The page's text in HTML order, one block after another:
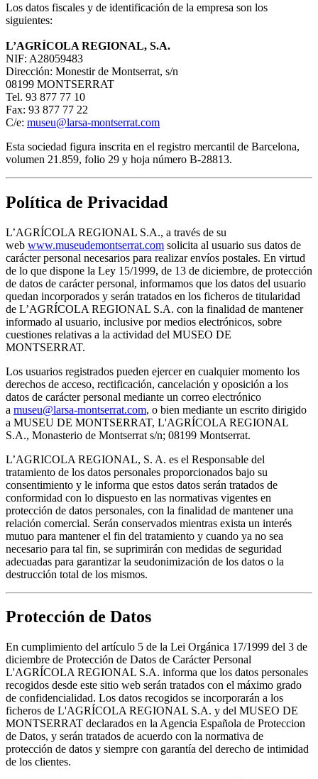
Los datos fiscales y de identificación de la empresa son los
siguientes:
L’AGRÍCOLA REGIONAL, S.A.
NIF: A28059483
Dirección: Monestir de Montserrat, s/n
08199 MONTSERRAT
Tel. 93 877 77 10
Fax: 93 877 77 22
C/e: museu@larsa-montserrat.com
Esta sociedad figura inscrita en el registro mercantil de Barcelona,
volumen 21.859, folio 29 y hoja número B-28813.
Política de Privacidad
L’AGRÍCOLA REGIONAL S.A., a través de su
web www.museudemontserrat.com solicita al usuario sus datos de
carácter personal necesarios para realizar envíos postales. En virtud
de lo que dispone la Ley 15/1999, de 13 de diciembre, de protección
de datos de carácter personal, informamos que los datos del usuario
quedan incorporados y serán tratados en los ficheros de titularidad
de L’AGRÍCOLA REGIONAL S.A. con la finalidad de mantener
informado al usuario, inclusive por medios electrónicos, sobre
cuestiones relativas a la actividad del MUSEO DE
MONTSERRAT.
Los usuarios registrados pueden ejercer en cualquier momento los
derechos de acceso, rectificación, cancelación y oposición a los
datos de carácter personal mediante un correo electrónico
a museu@larsa-montserrat.com, o bien mediante un escrito dirigido
a MUSEU DE MONTSERRAT, L'AGRÍCOLA REGIONAL
S.A., Monasterio de Montserrat s/n; 08199 Montserrat.
L’AGRICOLA REGIONAL, S. A. es el Responsable del
tratamiento de los datos personales proporcionados bajo su
consentimiento y le informa que estos datos serán tratados de
conformidad con lo dispuesto en las normativas vigentes en
protección de datos personales, con la finalidad de mantener una
relación comercial. Serán conservados mientras exista un interés
mutuo para mantener el fin del tratamiento y cuando ya no sea
necesario para tal fin, se suprimirán con medidas de seguridad
adecuadas para garantizar la seudonimización de los datos o la
destrucción total de los mismos.
Protección de Datos
En cumplimiento del artículo 5 de la Lei Orgánica 17/1999 del 3 de
diciembre de Protección de Datos de Carácter Personal
L'AGRÍCOLA REGIONAL S.A. informa que los datos personales
recogidos desde este sitio web serán tratados con el máximo grado
de confidencialidad. Los datos recogidos se incorporarán a los
ficheros de L'AGRÍCOLA REGIONAL S.A. y del MUSEO DE
MONTSERRAT declarados en la Agencia Española de Proteccion
de Datos, y serán tratados de acuerdo con la normativa de
protección de datos y siempre con garantía del derecho de intimidad
de los clientes.